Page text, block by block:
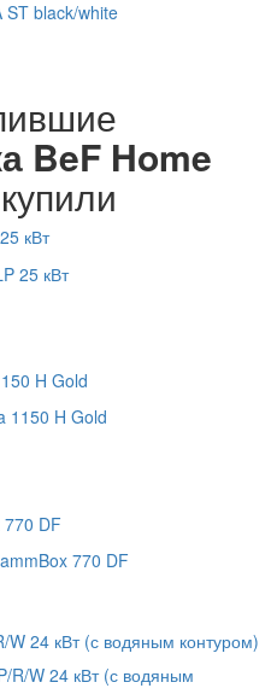
BeF Home
кВт
H Gold
DF
24 кВт (с водяным контуром)